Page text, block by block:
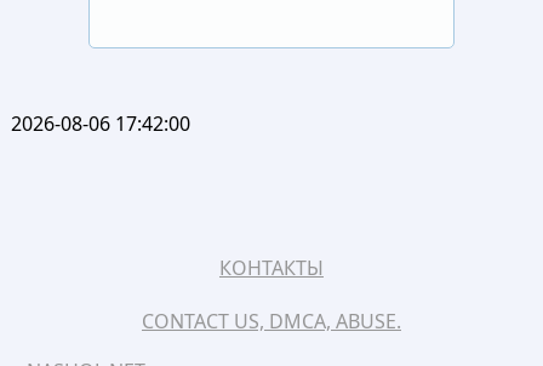
2026-08-06 17:42:00
КОНТАКТЫ
CONTACT US, DMCA, ABUSE.